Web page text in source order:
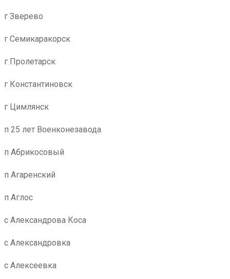
г Зверево
г Семикаракорск
г Пролетарск
г Константиновск
г Цимлянск
п 25 лет Военконезавода
п Абрикосовый
п Агаренский
п Аглос
с Александрова Коса
с Александровка
с Алексеевка